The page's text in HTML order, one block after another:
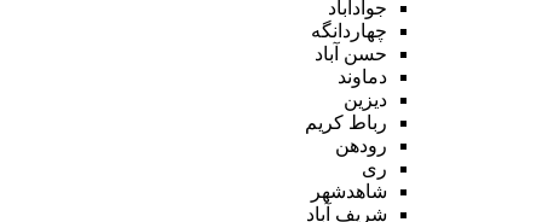
جوادآباد
چهاردانگه
حسن آباد
دماوند
دیزین
رباط کریم
رودهن
ری
شاهدشهر
شریف آباد